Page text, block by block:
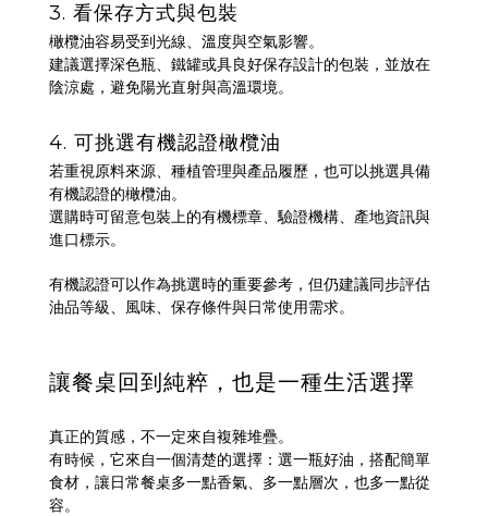
3. 看保存方式與包裝
橄欖油容易受到光線、溫度與空氣影響。
建議選擇深色瓶、鐵罐或具良好保存設計的包裝，並放在
陰涼處，避免陽光直射與高溫環境。
4. 可挑選有機認證橄欖油
若重視原料來源、種植管理與產品履歷，也可以挑選具備
有機認證的橄欖油。
選購時可留意包裝上的有機標章、驗證機構、產地資訊與
進口標示。
有機認證可以作為挑選時的重要參考，但仍建議同步評估
油品等級、風味、保存條件與日常使用需求。
讓餐桌回到純粹，也是一種生活選擇
真正的質感，不一定來自複雜堆疊。
有時候，它來自一個清楚的選擇：選一瓶好油，搭配簡單
食材，讓日常餐桌多一點香氣、多一點層次，也多一點從
容。